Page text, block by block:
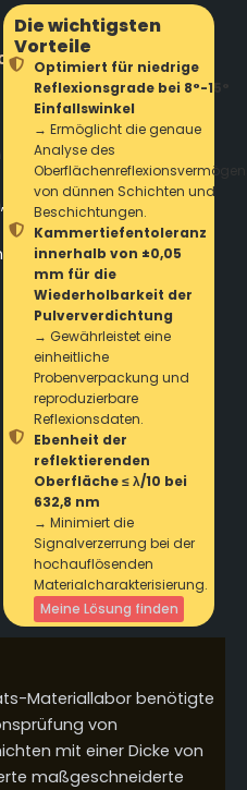
Die wichtigsten
Vorteile
Optimiert für niedrige
Reflexionsgrade bei 8°-15°
Einfallswinkel
→ Ermöglicht die genaue
Analyse des
von dünnen Schichten und
Beschichtungen.
Kammertiefentoleranz
innerhalb von ±0,05
mm für die
Wiederholbarkeit der
Pulververdichtung
→ Gewährleistet eine
einheitliche
Probenverpackung und
reproduzierbare
Reflexionsdaten.
Ebenheit der
reflektierenden
Oberfläche ≤ λ/10 bei
632,8 nm
→ Minimiert die
Signalverzerrung bei der
hochauflösenden
Materialcharakterisierung.
Meine Lösung finden
Materiallabor benötigte
von
mit einer Dicke von
maßgeschneiderte